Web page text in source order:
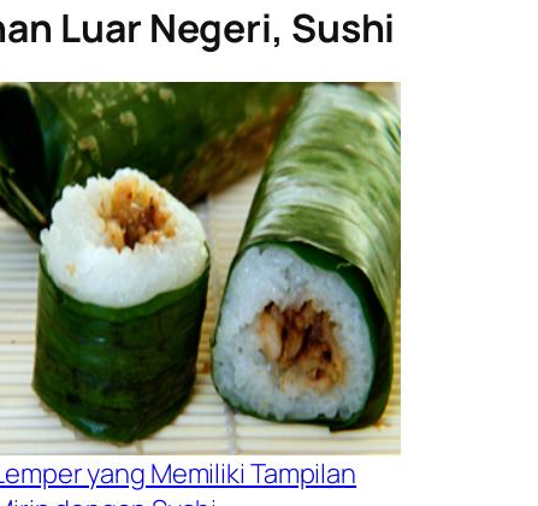
Luar Negeri, Sushi
yang Memiliki Tampilan